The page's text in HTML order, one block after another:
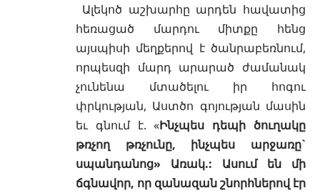
Ալեկոծ աշխարհը արդեն հավատից
հեռացած մարդու միտքը հենց
այսպիսի մեղքերով է ծանրաբեռնում,
որպեսզի մարդ արարած ժամանակ
չունենա մտածելու իր հոգու
փրկության, Աստծո գոյության մասին
եւ գնում է. «Ինչպես դեպի ծուղակը
թռչող թռչունը, ինչպես արջառը`
սպանդանոց» Առակ.: Ասում են մի
ճգնավոր, որ զանազան շնորհներով էր